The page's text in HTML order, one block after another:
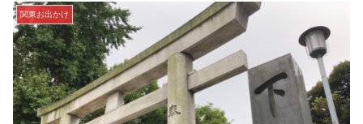
関東お出かけ